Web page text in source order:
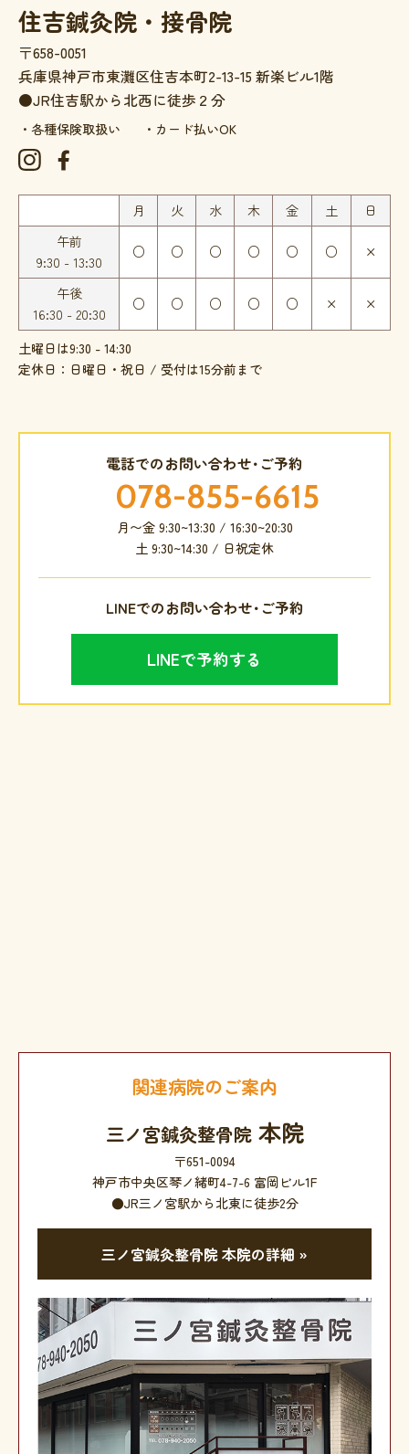
住吉鍼灸院・接骨院
〒658-0051
兵庫県神戸市東灘区住吉本町2-13-15新楽ビル1階
●JR住吉駅から北西に徒歩２分
・各種保険取扱い ・カード払いOK
月 火 水 木 金 土
日
午前
9:30 - 13:30
○ ○ ○ ○ ○ ○ ×
午後
16:30 - 20:30
○ ○ ○ ○ ○ × ×
土曜日は9:30 - 14:30
定休日：日曜日・祝日 / 受付は15分前まで
電話でのお問い合わせ･ご予約
078-855-6615
月〜金 9:30~13:30 / 16:30~20:30
土 9:30~14:30 / 日祝定休
LINEでのお問い合わせ･ご予約
LINEで予約する
関連病院のご案内
三ノ宮鍼灸整骨院本院
〒651-0094
神戸市中央区琴ノ緒町4-7-6 富岡ビル1F
●JR三ノ宮駅から北東に徒歩2分
三ノ宮鍼灸整骨院 本院の詳細 »